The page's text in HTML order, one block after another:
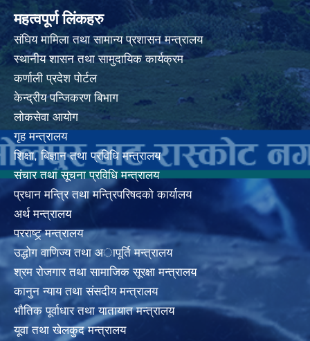
महत्वपूर्ण लिंकहरु
संघिय मामिला तथा सामान्य प्रशासन मन्त्रालय
स्थानीय शासन तथा सामुदायिक कार्यक्रम
कर्णाली प्रदेश पोर्टल
केन्द्रीय पन्जिकरण बिभाग
लोकसेवा आयोग
गृह मन्त्रालय
शिक्षा, बिज्ञान तथा प्रविधि मन्त्रालय
संचार तथा सूचना प्रविधि मन्त्रालय
प्रधान मन्त्रि तथा मन्त्रिपरिषदको कार्यालय
अर्थ मन्त्रालय
परराष्ट्र् मन्त्रालय
उद्धोग वाणिज्य तथा अापूर्ति मन्त्रालय
श्रम रोजगार तथा सामाजिक सूरक्षा मन्त्रालय
कानुन न्याय तथा संसदीय मन्त्रालय
भाैतिक पूर्वाधार तथा यातायात मन्त्रालय
यूवा तथा खेलकुद मन्त्रालय